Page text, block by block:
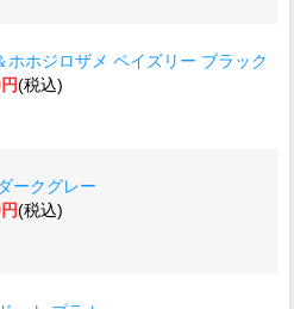
ホホジロザメ ペイズリー ブラック
(税込)
ークグレー
(税込)